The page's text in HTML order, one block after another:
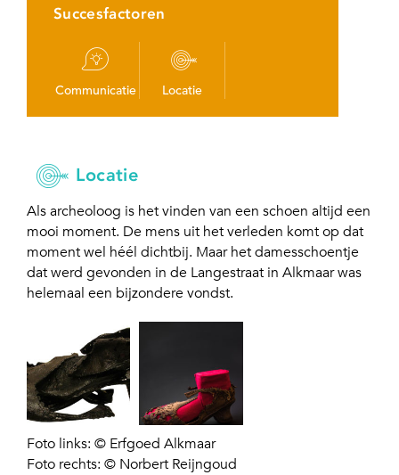
Succesfactoren
Communicatie Locatie
Locatie
Als archeoloog is het vinden van een schoen altijd een
mooi moment. De mens uit het verleden komt op dat
moment wel héél dichtbij. Maar het damesschoentje
dat werd gevonden in de Langestraat in Alkmaar was
helemaal een bijzondere vondst.
Foto links: © Erfgoed Alkmaar
Foto rechts: © Norbert Reijngoud